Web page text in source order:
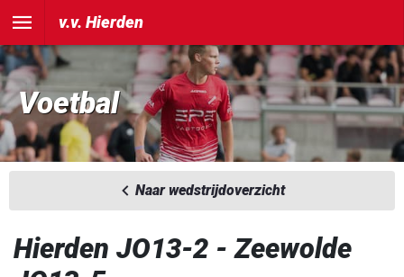
v.v. Hierden
Voetbal
Naar wedstrijdoverzicht
Hierden JO13-2 - Zeewolde